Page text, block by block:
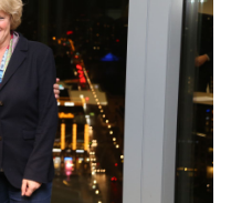
PARLAMENT